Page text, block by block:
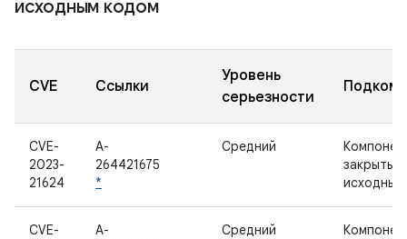
исходным кодом
CVE Ссылки
Уровень
серьезности
CVE-
2023-
21624
A-
264421675
*
Средний
закрытым
CVE-
A-
Средний